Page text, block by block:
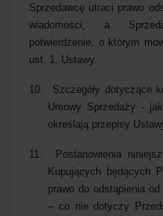
Sprzedawcę utraci prawo
wiadomości, a
potwierdzenie, o którym
ust. 1
. Ustawy.
10.
Szczegóły dotyczące
Umowy Sprzedaży -
określają przepisy
11.
Postanowienia
Kupujących będących
prawo do odstąpienia
– co nie dotyczy